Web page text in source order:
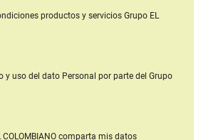
productos y serviciosGrupo EL
y uso del dato Personal por parte del Grupo
comparta mis datos